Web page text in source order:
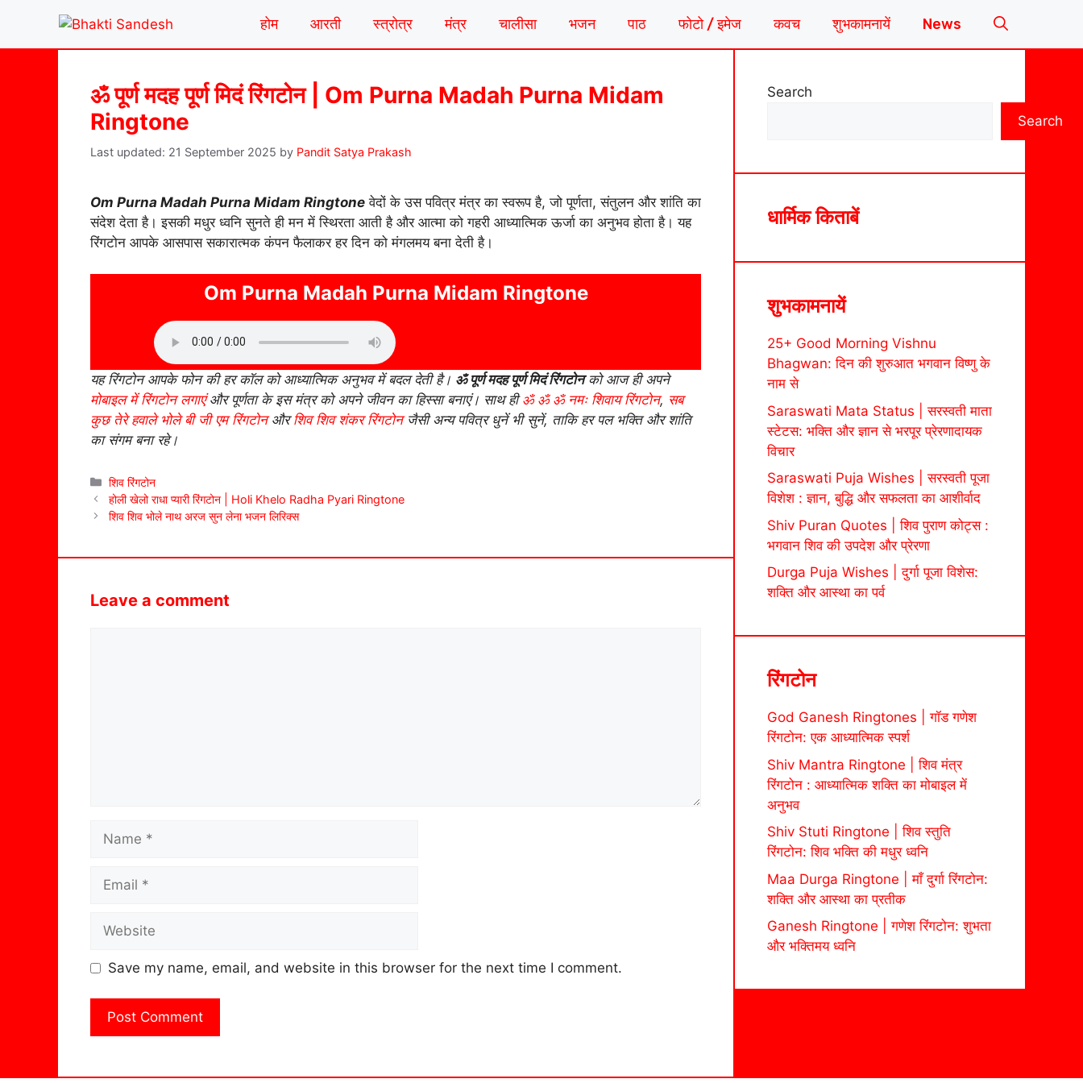
content
होम आरती स्त्रोत्र मंत्र चालीसा भजन पाठ फोटो / इमेज कवच शुभकामनायें News
ॐ पूर्ण मदह पूर्ण मिदं रिंगटोन | Om Purna Madah Purna Midam
Ringtone
21 September 2025 by Pandit Satya Prakash
Om Purna Madah Purna Midam Ringtone वेदों के उस पवित्र मंत्र का स्वरूप है, जो पूर्णता, संतुलन और शांति का
संदेश देता है। इसकी मधुर ध्वनि सुनते ही मन में स्थिरता आती है और आत्मा को गहरी आध्यात्मिक ऊर्जा का अनुभव होता है। यह
रिंगटोन आपके आसपास सकारात्मक कंपन फैलाकर हर दिन को मंगलमय बना देती है।
Om Purna Madah Purna Midam Ringtone
यह रिंगटोन आपके फोन की हर कॉल को आध्यात्मिक अनुभव में बदल देती है। ॐ पूर्ण मदह पूर्ण मिदं रिंगटोनको आज ही अपने
मोबाइल में रिंगटोन लगाएंऔर पूर्णता के इस मंत्र को अपने जीवन का हिस्सा बनाएं। साथ हीॐ ॐ ॐ नमः शिवाय रिंगटोन, सब
कुछ तेरे हवाले भोले बी जी एम रिंगटोनऔरशिव शिव शंकर रिंगटोनजैसी अन्य पवित्र धुनें भी सुनें, ताकि हर पल भक्ति और शांति
का संगम बना रहे।
Categories
शिव रिंगटोन
होली खेलो राधा प्यारी रिंगटोन | Holi Khelo Radha Pyari Ringtone
शिव शिव भोले नाथ अरज सुन लेना भजन लिरिक्स
Leave a comment
Save my name, email, and website in this browser for the next time I comment.
Search
Search
धार्मिक किताबें
शुभकामनायें
25+ Good Morning Vishnu
Bhagwan: दिन की शुरुआत भगवान विष्णु के
नाम से
Saraswati Mata Status | सरस्वती माता
स्टेटस: भक्ति और ज्ञान से भरपूर प्रेरणादायक
विचार
Saraswati Puja Wishes | सरस्वती पूजा
विशेश : ज्ञान, बुद्धि और सफलता का आशीर्वाद
Shiv Puran Quotes | शिव पुराण कोट्स :
भगवान शिव की उपदेश और प्रेरणा
Durga Puja Wishes | दुर्गा पूजा विशेस:
शक्ति और आस्था का पर्व
रिंगटोन
God Ganesh Ringtones | गॉड गणेश
रिंगटोन: एक आध्यात्मिक स्पर्श
Shiv Mantra Ringtone | शिव मंत्र
रिंगटोन : आध्यात्मिक शक्ति का मोबाइल में
अनुभव
Shiv Stuti Ringtone | शिव स्तुति
रिंगटोन: शिव भक्ति की मधुर ध्वनि
Maa Durga Ringtone | माँ दुर्गा रिंगटोन:
शक्ति और आस्था का प्रतीक
Ganesh Ringtone | गणेश रिंगटोन: शुभता
और भक्तिमय ध्वनि